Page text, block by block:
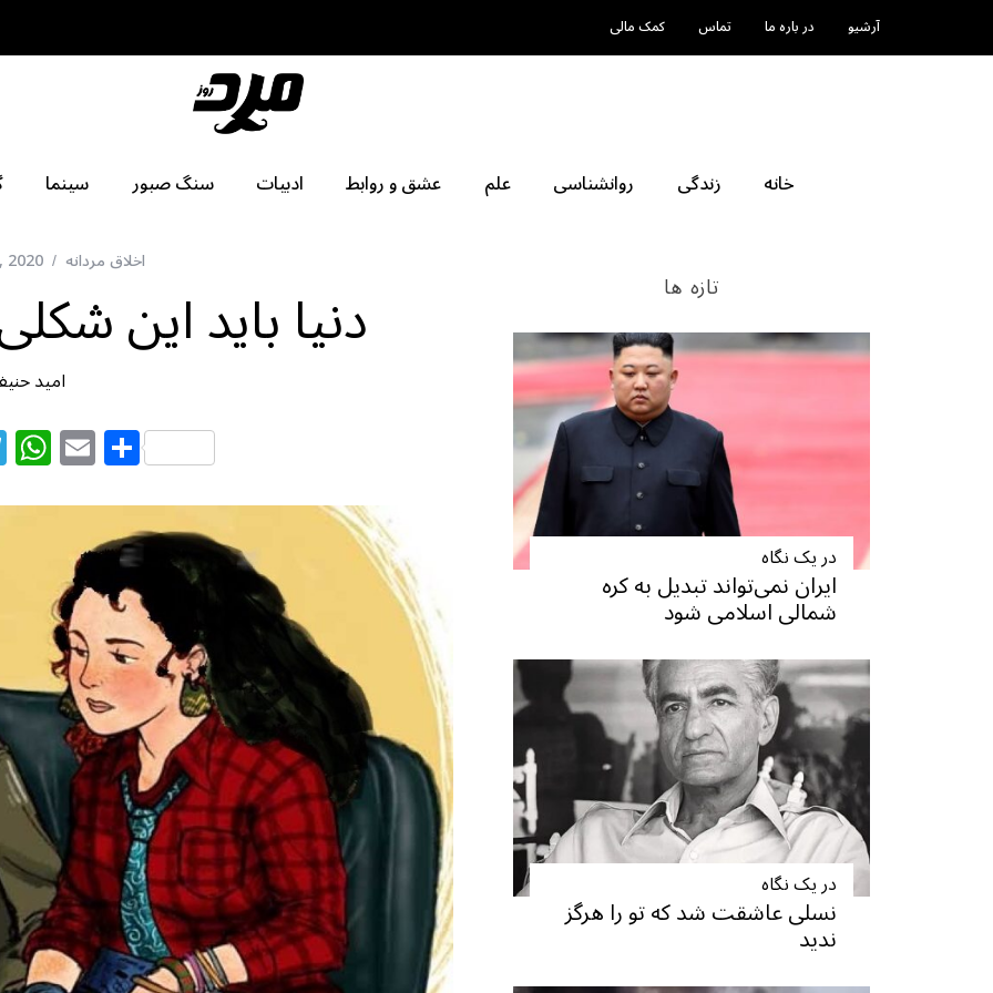
آرشیو در باره ما تماس کمک مالی
خانه زندگی روانشناسی علم عشق و روابط ادبیات سنگ صبور سینما
اخلاق مردانه 2020
دنیا باید این
امید
T
el
e
W
h
at
s
A
p
p
E
m
ai
l
S
h
ar
e
تازه ها
در یک نگاه
ایران نمی‌تواند تبدیل به کره
شمالی اسلامی شود
در یک نگاه
نسلی عاشقت شد که تو را هرگز
ندید